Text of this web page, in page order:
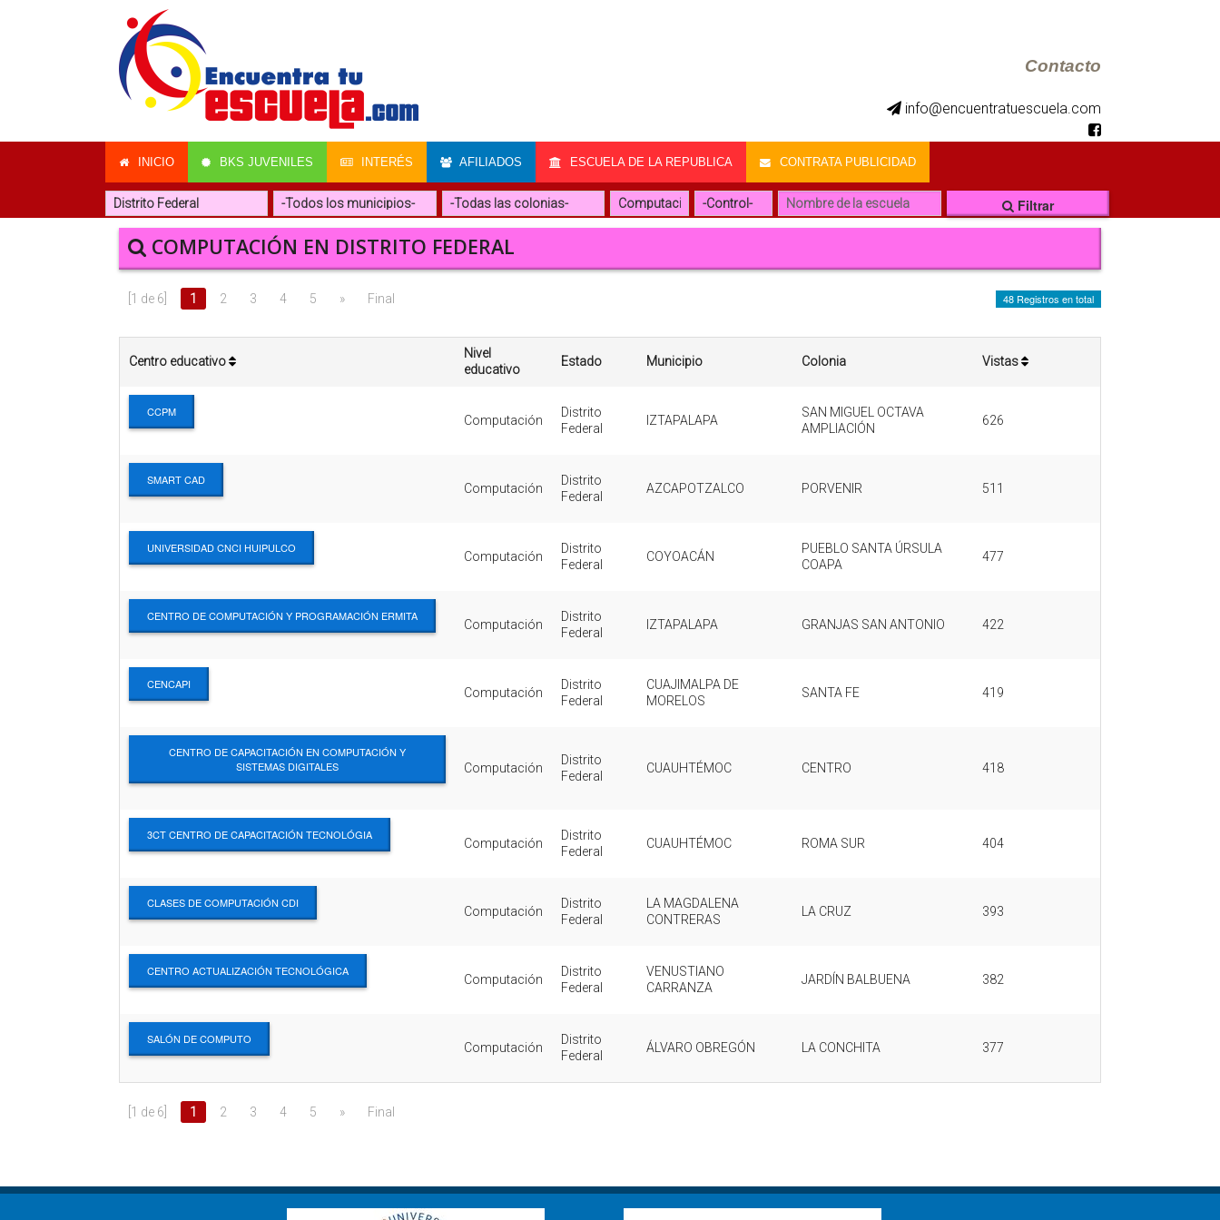
Contacto
info@encuentratuescuela.com
INICIO BKS JUVENILES INTERÉS AFILIADOS ESCUELA DE LA REPUBLICA CONTRATA PUBLICIDAD
Filtrar
COMPUTACIÓN EN DISTRITO FEDERAL
[1 de 6] 1 2 3 4 5 » Final 48 Registros en total
Centro educativo
Nivel
educativo
Estado Municipio Colonia Vistas
CCPM
Computación
Distrito
Federal
IZTAPALAPA
SAN MIGUEL OCTAVA
AMPLIACIÓN
626
SMART CAD
Computación
Distrito
Federal
AZCAPOTZALCO PORVENIR 511
UNIVERSIDAD CNCI HUIPULCO
Computación
Distrito
Federal
COYOACÁN
PUEBLO SANTA ÚRSULA
COAPA
477
CENTRO DE COMPUTACIÓN Y PROGRAMACIÓN ERMITA
Computación
Distrito
Federal
IZTAPALAPA GRANJAS SAN ANTONIO 422
CENCAPI
Computación
Distrito
Federal
CUAJIMALPA DE
MORELOS
SANTA FE 419
CENTRO DE CAPACITACIÓN EN COMPUTACIÓN Y
SISTEMAS DIGITALES
Computación
Distrito
Federal
CUAUHTÉMOC CENTRO 418
3CT CENTRO DE CAPACITACIÓN TECNOLÓGIA
Computación
Distrito
Federal
CUAUHTÉMOC ROMA SUR 404
CLASES DE COMPUTACIÓN CDI
Computación
Distrito
Federal
LA MAGDALENA
CONTRERAS
LA CRUZ 393
CENTRO ACTUALIZACIÓN TECNOLÓGICA
Computación
Distrito
Federal
VENUSTIANO
CARRANZA
JARDÍN BALBUENA 382
SALÓN DE COMPUTO
Computación
Distrito
Federal
ÁLVARO OBREGÓN LA CONCHITA 377
[1 de 6] 1 2 3 4 5 » Final